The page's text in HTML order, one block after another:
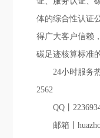
体的综合性认证
得广大客户信赖
碳足迹核算标准
24小时服务
2562
QQ丨
邮箱丨